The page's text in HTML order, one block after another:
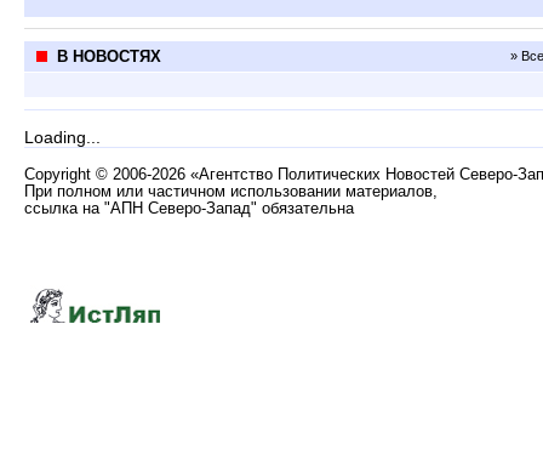
В НОВОСТЯХ »
Loading...
Copyright © 2006-2026 «Агентство Политических Новостей Северо-
При полном или частичном использовании материалов,
ссылка на "АПН Северо-Запад" обязательна